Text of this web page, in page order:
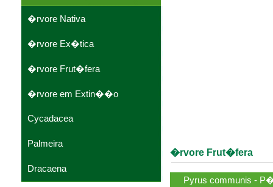
�rvore Nativa
�rvore Ex�tica
�rvore Frut�fera
�rvore em Extin��o
Cycadacea
Palmeira
Dracaena
�rvore Frut�fera
Pyrus communis -